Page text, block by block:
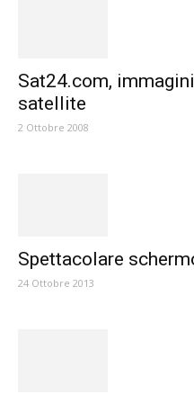
Sat24.com,
satellite
2 Ottobre 2008
Spettacolare
24 Ottobre 2013